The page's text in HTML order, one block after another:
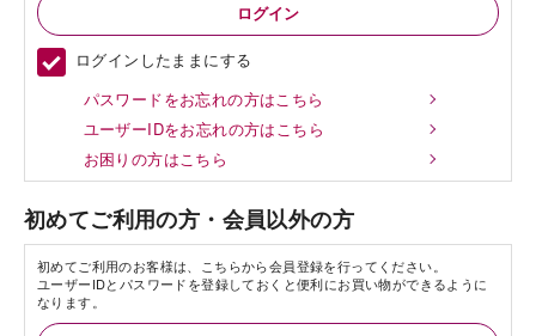
ログインしたままにする
パスワードをお忘れの方はこちら
ユーザーIDをお忘れの方はこちら
お困りの方はこちら
初めてご利用の方・会員以外の方
初めてご利用のお客様は、こちらから会員登録を行ってください。
ユーザーIDとパスワードを登録しておくと便利にお買い物ができるように
なります。